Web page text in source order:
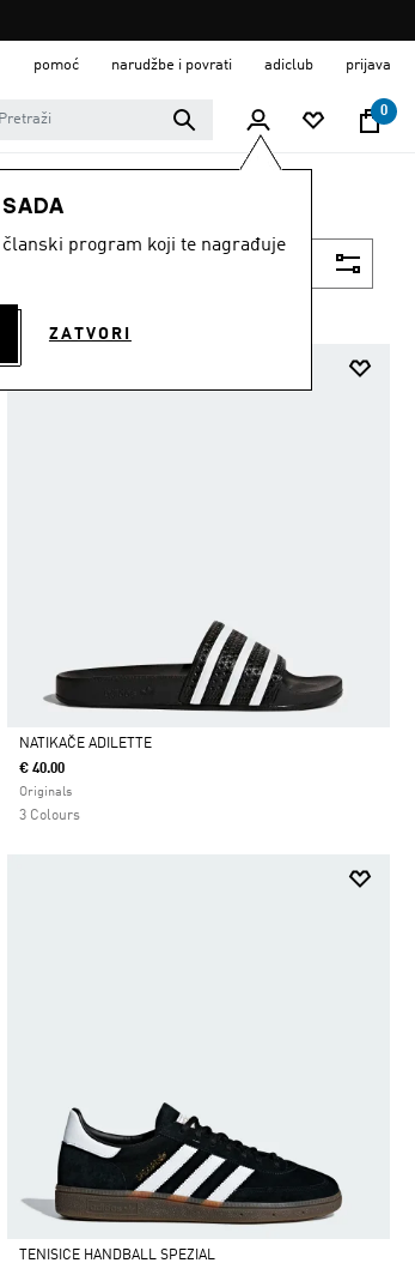
pomoć narudžbe i povrati adiclub prijava
0
program koji te nagrađuje
ZATVORI
Da
NATIKAČE ADILETTE
€ 40.00
Originals
3 Colours
TENISICE HANDBALL SPEZIAL